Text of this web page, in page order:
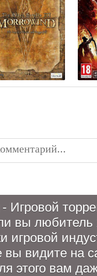
Игровой
вы
игровой
вы видите на
этого вам